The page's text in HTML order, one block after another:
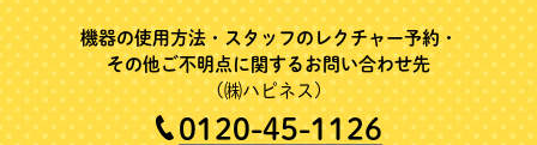
機器の使用方法・スタッフのレクチャー予約・
その他ご不明点に関するお問い合わせ先
(㈱ハピネス)
0120-45-1126